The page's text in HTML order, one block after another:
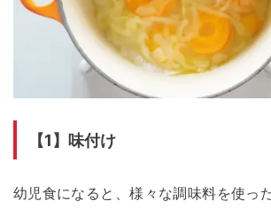
【1】味付け
幼児食になると、様々な調味料を使っ